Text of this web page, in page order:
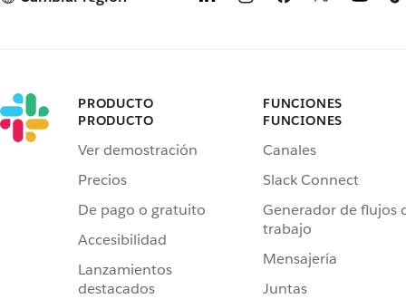
PRODUCTO
PRODUCTO
Ver demostración
Precios
De pago o gratuito
Accesibilidad
Lanzamientos
destacados
FUNCIONES
FUNCIONES
Canales
Slack Connect
Generador de flujos
trabajo
Mensajería
Juntas